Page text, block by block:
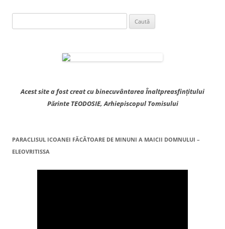
după:
Acest site a fost creat cu binecuvântarea Înaltpreasfințitului
Părinte TEODOSIE, Arhiepiscopul Tomisului
PARACLISUL ICOANEI FĂCĂTOARE DE MINUNI A MAICII DOMNULUI –
ELEOVRITISSA